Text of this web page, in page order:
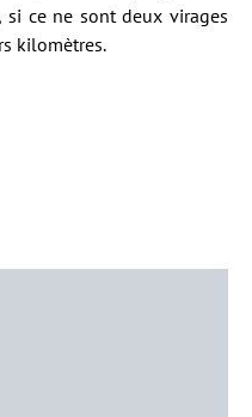
ce ne sont deux virages
kilomètres.